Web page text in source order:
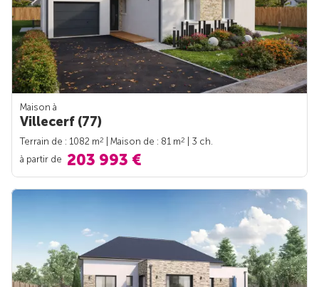
Maison à
Villecerf (77)
Terrain de : 1082 m2 | Maison de : 81 m2
| 3 ch.
à partir de 203 993 €